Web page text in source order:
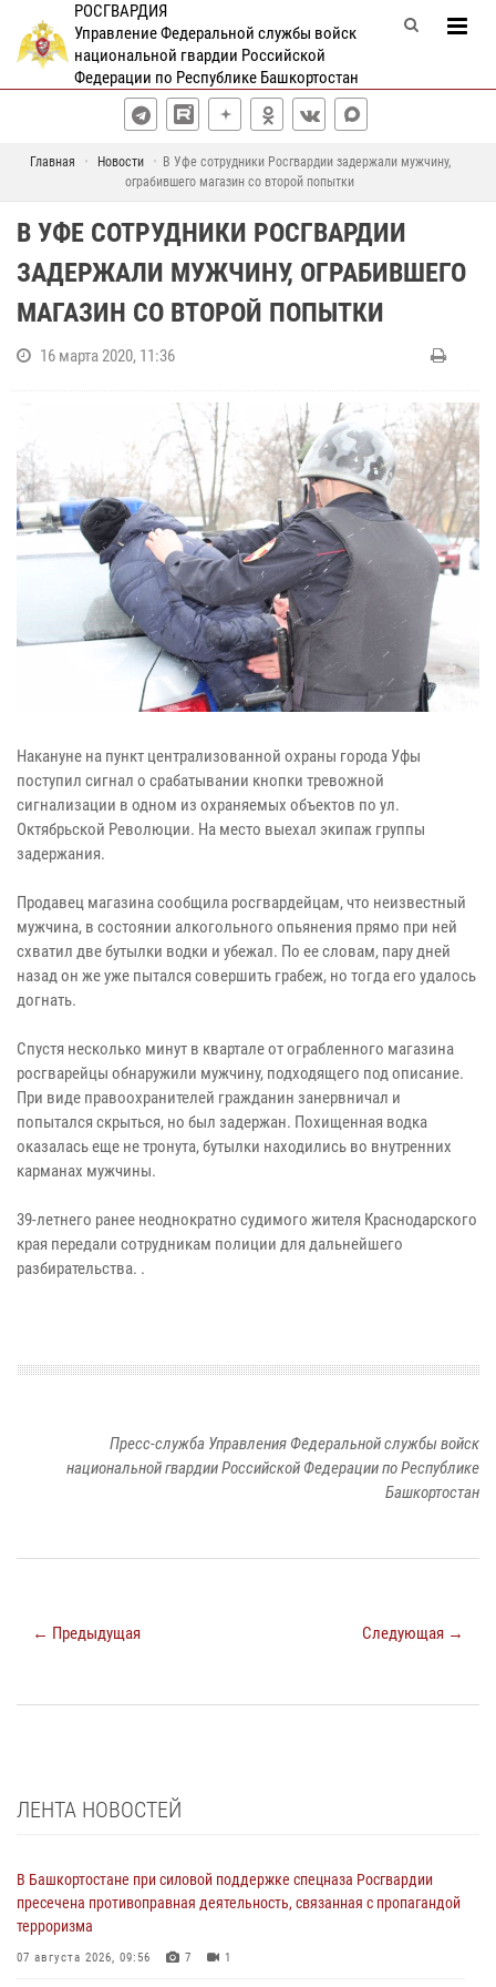
РОСГВАРДИЯ
Управление Федеральной службы войск
национальной гвардии Российской
Федерации по Республике Башкортостан
Главная Новости
В Уфе сотрудники Росгвардии задержали мужчину,
ограбившего магазин со второй попытки
В УФЕ СОТРУДНИКИ РОСГВАРДИИ
ЗАДЕРЖАЛИ МУЖЧИНУ, ОГРАБИВШЕГО
МАГАЗИН СО ВТОРОЙ ПОПЫТКИ
16 марта 2020, 11:36
Накануне на пункт централизованной охраны города Уфы
поступил сигнал о срабатывании кнопки тревожной
сигнализации в одном из охраняемых объектов по ул.
Октябрьской Революции. На место выехал экипаж группы
задержания.
Продавец магазина сообщила росгвардейцам, что неизвестный
мужчина, в состоянии алкогольного опьянения прямо при ней
схватил две бутылки водки и убежал. По ее словам, пару дней
назад он же уже пытался совершить грабеж, но тогда его удалось
догнать.
Спустя несколько минут в квартале от ограбленного магазина
росгварейцы обнаружили мужчину, подходящего под описание.
При виде правоохранителей гражданин занервничал и
попытался скрыться, но был задержан. Похищенная водка
оказалась еще не тронута, бутылки находились во внутренних
карманах мужчины.
39-летнего ранее неоднократно судимого жителя Краснодарского
края передали сотрудникам полиции для дальнейшего
разбирательства. .
Пресс-служба Управления Федеральной службы войск
национальной гвардии Российской Федерации по Республике
Башкортостан
← Предыдущая Следующая →
ЛЕНТА НОВОСТЕЙ
В Башкортостане при силовой поддержке спецназа Росгвардии
пресечена противоправная деятельность, связанная с пропагандой
терроризма
07 августа 2026, 09:56 7 1